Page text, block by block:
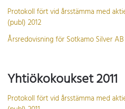
Protokoll fört vid årsstämma med
(publ) 2012
Årsredovisning för Sotkamo Silver AB
Yhtiökokoukset 2011
Protokoll fört vid årsstämma med